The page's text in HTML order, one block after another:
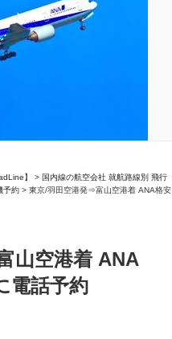
】 > 国内線の航空会社 就航路線別 飛行
予約 > 東京/羽田空港発⇒富山空港着 ANA格安
山空港着 ANA
電話予約